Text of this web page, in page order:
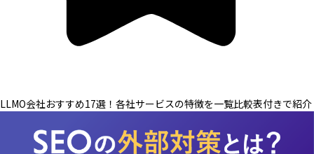
LLMO会社おすすめ17選！各社サービスの特徴を一覧比較表付きで紹介